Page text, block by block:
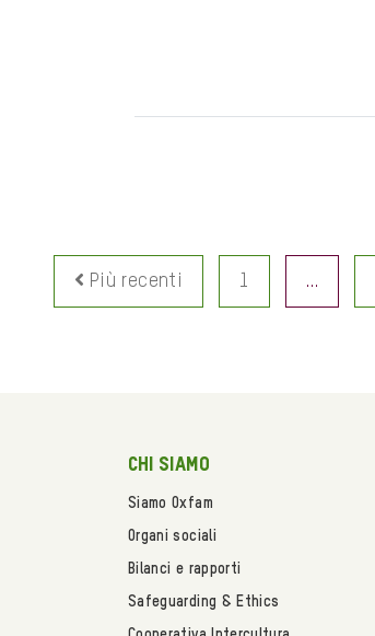
Più recenti 1 …
Chi siamo
Siamo Oxfam
Organi sociali
Bilanci e rapporti
Safeguarding & Ethics